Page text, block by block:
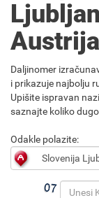
Daljinomer
i prikazuje najbolju
Upišite ispravan
saznajte koliko
Odakle polazite: